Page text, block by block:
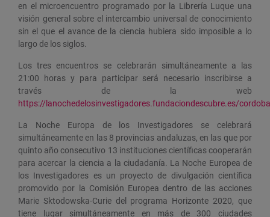
en el microencuentro programado por la Librería Luque una
visión general sobre el intercambio universal de conocimiento
sin el que el avance de la ciencia hubiera sido imposible a lo
largo de los siglos.
Los tres encuentros se celebrarán simultáneamente a las
21:00 horas y para participar será necesario inscribirse a
través de la web
https://lanochedelosinvestigadores.fundaciondescubre.es/cordoba
La Noche Europa de los Investigadores se celebrará
simultáneamente en las 8 provincias andaluzas, en las que por
quinto año consecutivo 13 instituciones científicas cooperarán
para acercar la ciencia a la ciudadanía. La Noche Europea de
los Investigadores es un proyecto de divulgación científica
promovido por la Comisión Europea dentro de las acciones
Marie Sktodowska-Curie del programa Horizonte 2020, que
tiene lugar simultáneamente en más de 300 ciudades